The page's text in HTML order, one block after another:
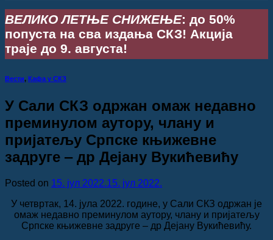
ВЕЛИКО ЛЕТЊЕ СНИЖЕЊЕ: до 50%
попуста на сва издања СКЗ! Акција
траје до 9. августа!
Вести, Кафа у СКЗ
У Сали СКЗ одржан омаж недавно
преминулом аутору, члану и
пријатељу Српске књижевне
задруге ‒ др Дејану Вукићевићу
Posted on 15. јул 2022.15. јул 2022.
У четвртак, 14. јула 2022. године, у Сали СКЗ одржан је
омаж недавно преминулом аутору, члану и пријатељу
Српске књижевне задруге ‒ др Дејану Вукићевићу.